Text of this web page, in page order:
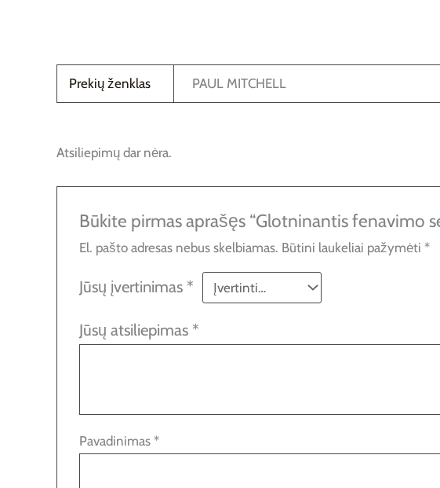
Prekių ženklas PAUL MITCHELL
Atsiliepimų dar nėra.
Būkite pirmas aprašęs “Glotninantis fenavimo
El. pašto adresas nebus skelbiamas. Būtini laukeliai pažymėti *
Jūsų įvertinimas *
Jūsų atsiliepimas *
Pavadinimas *